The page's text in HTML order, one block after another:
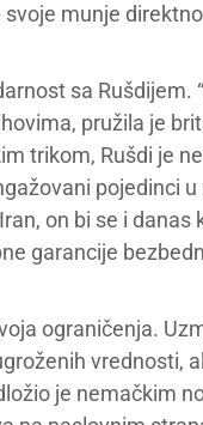
munje
sa Rušdijem.
pružila je
trikom, Rušdi je
pojedinci
on bi se i danas
garancije
ograničenja.
vrednosti,
je nemačkim